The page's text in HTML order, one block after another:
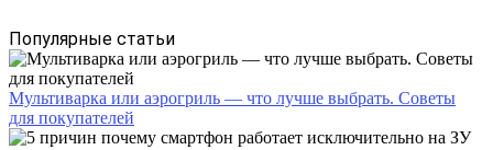
Популярные статьи
Мультиварка или аэрогриль — что лучше выбрать. Советы
для покупателей